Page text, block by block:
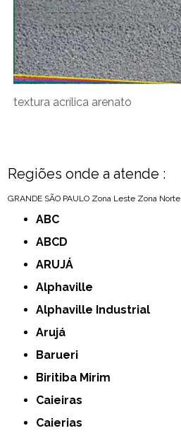
textura acrílica arenato
Regiões onde a atende :
GRANDE SÃO PAULO Zona Leste Zona Norte
ABC
ABCD
ARUJÁ
Alphaville
Alphaville Industrial
Arujá
Barueri
Biritiba Mirim
Caieiras
Caierias